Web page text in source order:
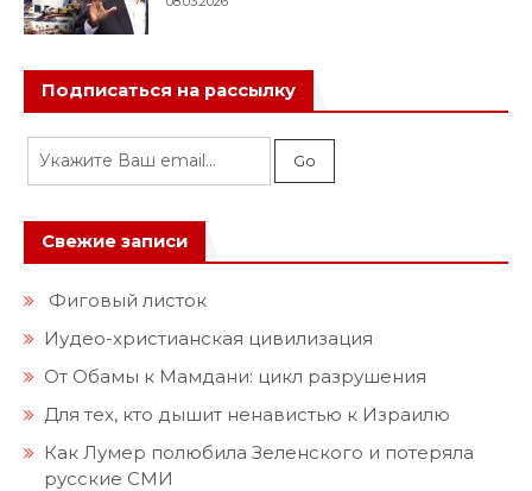
Подписаться на рассылку
Свежие записи
Фиговый листок
Иудео-христианская цивилизация
От Обамы к Мамдани: цикл разрушения
Для тех, кто дышит ненавистью к Израилю
Как Лумер полюбила Зеленского и потеряла
русские СМИ